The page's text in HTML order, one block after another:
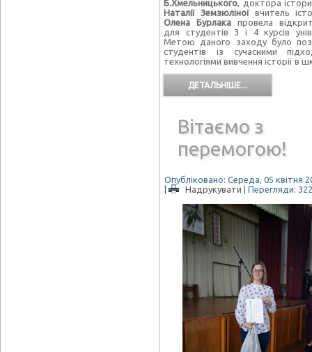
Б.Хмельницького, доктора
Наталії Земзюліноївчитель
Олена Бурлака провела
для студентів 3 і 4 курсів
Метою даного заходу було
студентів із сучасними
технологіями вивчення історії в
ДЕТАЛЬНІШЕ...
Вітаємо з
перемогою!
Опубліковано: Середа, 05 квітня
Надрукувати | Перегляди: